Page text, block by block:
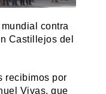
contra
Castillejos del
recibimos por
Vivas, que